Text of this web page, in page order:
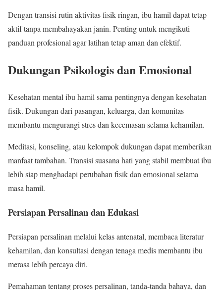
Dengan transisi rutin aktivitas fisik ringan, ibu hamil dapat tetap
aktif tanpa membahayakan janin. Penting untuk mengikuti
panduan profesional agar latihan tetap aman dan efektif.
Dukungan Psikologis dan Emosional
Kesehatan mental ibu hamil sama pentingnya dengan kesehatan
fisik. Dukungan dari pasangan, keluarga, dan komunitas
membantu mengurangi stres dan kecemasan selama kehamilan.
Meditasi, konseling, atau kelompok dukungan dapat memberikan
manfaat tambahan. Transisi suasana hati yang stabil membuat ibu
lebih siap menghadapi perubahan fisik dan emosional selama
masa hamil.
Persiapan Persalinan dan Edukasi
Persiapan persalinan melalui kelas antenatal, membaca literatur
kehamilan, dan konsultasi dengan tenaga medis membantu ibu
merasa lebih percaya diri.
Pemahaman tentang proses persalinan, tanda-tanda bahaya, dan